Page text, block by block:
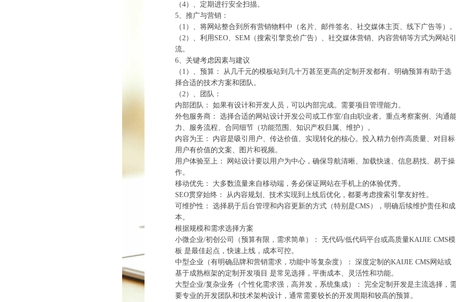
（4）、定期进行安全扫描。
5、‌推广与营销：‌
（1）、将网站整合到所有营销物料中（名片、邮件签名、社交媒体主页、线下广告等）。
（2）、利用SEO、SEM（搜索引擎竞价广告）、社交媒体营销、内容营销等方式为网站引
流。
6、关键考虑因素与建议
（1）、‌预算：‌ 从几千元的模板站到几十万甚至更高的定制开发都有。明确预算有助于选
择合适的技术方案和团队。
（2）、‌团队：‌
‌内部团队：‌ 如果有设计和开发人员，可以内部完成。需要项目管理能力。
外包服务商：‌ 选择合适的网站设计开发公司或工作室/自由职业者。重点考察案例、沟通
力、服务流程、合同细节（功能范围、知识产权归属、维护）。
‌内容为王：‌ 内容是吸引用户、传达价值、实现转化的核心。投入精力创作高质量、对目标
用户有价值的文案、图片和视频。
‌用户体验至上：‌ 网站设计要以用户为中心，确保导航清晰、加载快速、信息易找、易于操
作。
‌移动优先：‌ 大多数流量来自移动端，务必保证网站在手机上的体验优秀。
‌SEO贯穿始终：‌ 从内容规划、技术实现到上线后优化，都要考虑搜索引擎友好性。
‌可维护性：‌ 选择易于后台管理和内容更新的方式（特别是CMS），明确后续维护责任和成
本。
根据规模和需求选择方案
‌小微企业/初创公司（预算有限，需求简单）：‌ ‌无代码/低代码平台‌或‌高质量KAIJIE CMS模
板‌ 是最佳起点，快速上线，成本可控。
‌中型企业（有明确品牌和营销需求，功能中等复杂度）：‌ ‌深度定制的KAIJIE CMS 网站‌或‌
基于成熟框架的定制开发项目‌ 是常见选择，平衡成本、灵活性和功能。
大型企业/复杂业务（个性化需求强，高并发，系统集成）：‌ ‌完全定制开发‌是主流选择，
要专业的开发团队和技术架构设计，通常需要较长的开发周期和较高的预算。